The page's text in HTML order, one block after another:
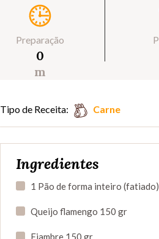
Preparação
0
m
Tipo de Receita: Carne
Ingredientes
1 Pão de forma inteiro (fatiado)
Queijo flamengo 150 gr
Fiambre 150 gr